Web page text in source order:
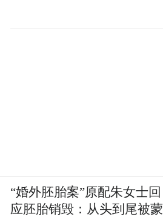
“婚外胚胎案”原配朱女士回
应胚胎销毁：从头到尾被蒙